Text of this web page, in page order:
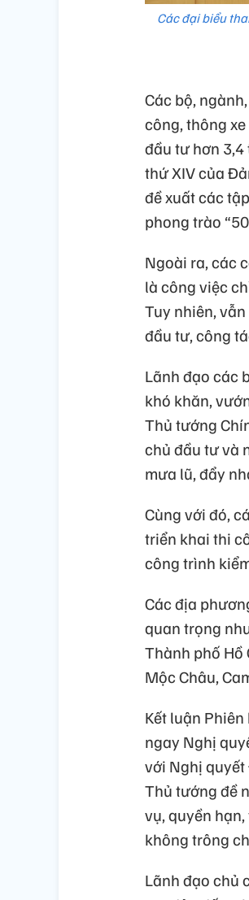
Các đại biểu
Các bộ,
công, thông
đầu tư hơn
thứ XIV của
đề xuất các
phong trào
Ngoài ra, các
là công việc
Tuy nhiên,
đầu tư, công
Lãnh đạo các
khó khăn,
Thủ tướng
chủ đầu tư và
mưa lũ, đẩy
Cùng với đó,
triển khai thi
công trình
Các địa
quan trọng
Thành phố Hồ
Mộc Châu,
Kết luận
ngay Nghị
với Nghị
Thủ tướng đề
vụ, quyền
không trông
Lãnh đạo chủ